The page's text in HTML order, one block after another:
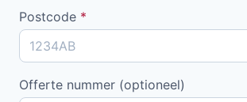
Postcode *
Offerte nummer (optioneel)